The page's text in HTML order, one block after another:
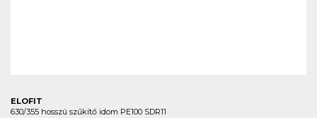
ELOFIT
630/355 hosszú szűkítő idom PE100 SDR11